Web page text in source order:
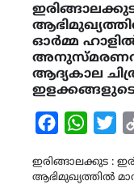
ഓർമ്മ
അനുസ്മരണവും
ആദ്യകാല
Facebook
ഇരിങ്ങാലക്കുട :
ആഭിമുഖ്യത്തിൽ